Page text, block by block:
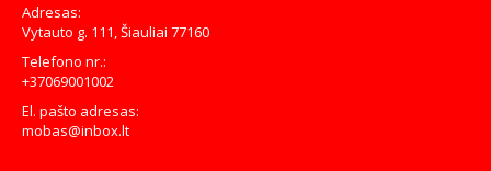
Adresas:
Vytauto g. 111, Šiauliai 77160
Telefono nr.:
+37069001002
El. pašto adresas:
mobas@inbox.lt